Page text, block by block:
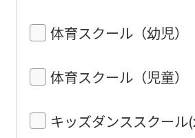
体育スクール（幼児）
体育スクール（児童）
キッズダンススクール